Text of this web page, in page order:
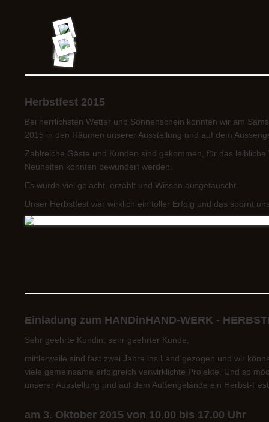
Herbstfest 2015
Bei herrlichsten Wetter und Sonnenschein konnten wir am
2015 in den Räumen unserer Ausstellung und auf dem
Zahlreiche Gäste und Kunden sind gekommen, für das
Neuheiten konnten bewundert werden.
Es wurde viel gelacht, erzählt und Wissen ausgetauscht.
Unser Herbstfest war wirklich ein toller Erfolg und das spornt
Einladung zum HANDinHAND-WERK -
Sehr geehrte Kundin, sehr geehrter Kunde,
mittlerweile sind fast zwei Jahre ins Land gezogen und wir
viele gemeinsame erfolgreich verwirklichte Projekte. Und so
unserer Ausstellung und auf dem Außengelände ein Herbst-
am 3. Oktober 2015 von 10.00 bis 17.00 Uhr